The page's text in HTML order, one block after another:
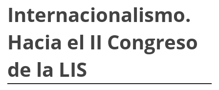
Internacionalismo.
Hacia el II Congreso
de la LIS